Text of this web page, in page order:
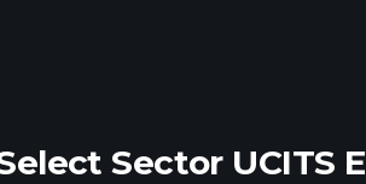
Sector UCITS